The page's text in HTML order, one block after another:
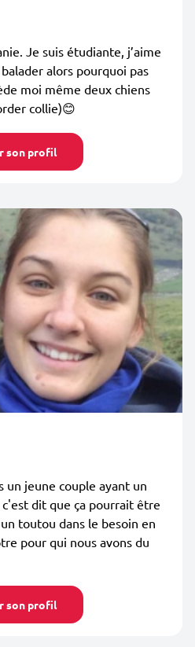
Je suis étudiante, j’aime
alors pourquoi pas
moi même deux chiens
collie)😊
son profil
un jeune couple ayant un
dit que ça pourrait être
toutou dans le besoin en
pour qui nous avons du
son profil